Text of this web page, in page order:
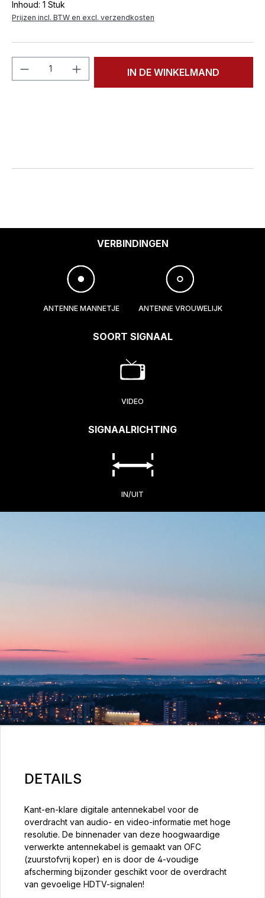
Inhoud: 1 Stuk
Prijzen incl. BTW en excl. verzendkosten
Producthoeveelheid: Voer de
IN DE WINKELMAND
VERBINDINGEN
ANTENNE MANNETJE ANTENNE VROUWELIJK
SOORT SIGNAAL
VIDEO
SIGNAALRICHTING
IN/UIT
DETAILS
Kant-en-klare digitale antennekabel voor de
overdracht van audio- en video-informatie met hoge
resolutie. De binnenader van deze hoogwaardige
verwerkte antennekabel is gemaakt van OFC
(zuurstofvrij koper) en is door de 4-voudige
afscherming bijzonder geschikt voor de overdracht
van gevoelige HDTV-signalen!